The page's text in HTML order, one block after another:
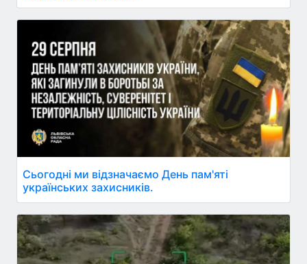
Сьогодні ми відзначаємо День пам'яті
українських захисників.